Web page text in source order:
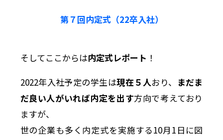
第７回内定式（22卒入社）
そしてここからは内定式レポート ！
2022年入社予定の学生は現在５人おり、
まだま
だ良い人がいれば内定を出す方向で考えており
ますが、
世の企業も多く内定式を実施する10月1日に図